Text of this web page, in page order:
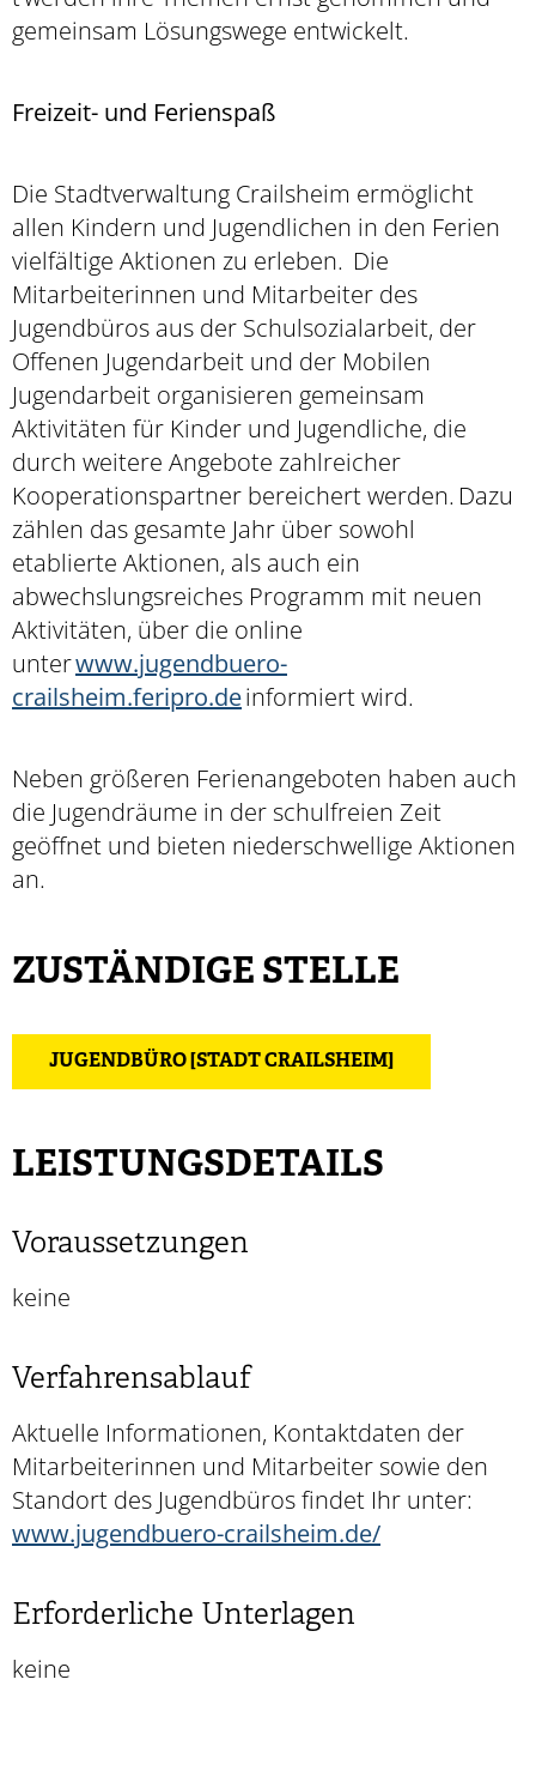
gemeinsam Lösungswege entwickelt.
Freizeit- und Ferienspaß
Die Stadtverwaltung Crailsheim ermöglicht
allen Kindern und Jugendlichen in den Ferien
vielfältige Aktionen zu erleben. Die
Mitarbeiterinnen und Mitarbeiter des
Jugendbüros aus der Schulsozialarbeit, der
Offenen Jugendarbeit und der Mobilen
Jugendarbeit organisieren gemeinsam
Aktivitäten für Kinder und Jugendliche, die
durch weitere Angebote zahlreicher
Kooperationspartner bereichert werden. Dazu
zählen das gesamte Jahr über sowohl
etablierte Aktionen, als auch ein
abwechslungsreiches Programm mit neuen
Aktivitäten, über die online
unterwww.jugendbuero-
crailsheim.feripro.deinformiert wird.
Neben größeren Ferienangeboten haben auch
die Jugendräume in der schulfreien Zeit
geöffnet und bieten niederschwellige Aktionen
an.
ZUSTÄNDIGE STELLE
JUGENDBÜRO [STADT CRAILSHEIM]
LEISTUNGSDETAILS
Voraussetzungen
keine
Verfahrensablauf
Aktuelle Informationen, Kontaktdaten der
Mitarbeiterinnen und Mitarbeiter sowie den
Standort des Jugendbüros findet Ihr unter:
www.jugendbuero-crailsheim.de/
Erforderliche Unterlagen
keine